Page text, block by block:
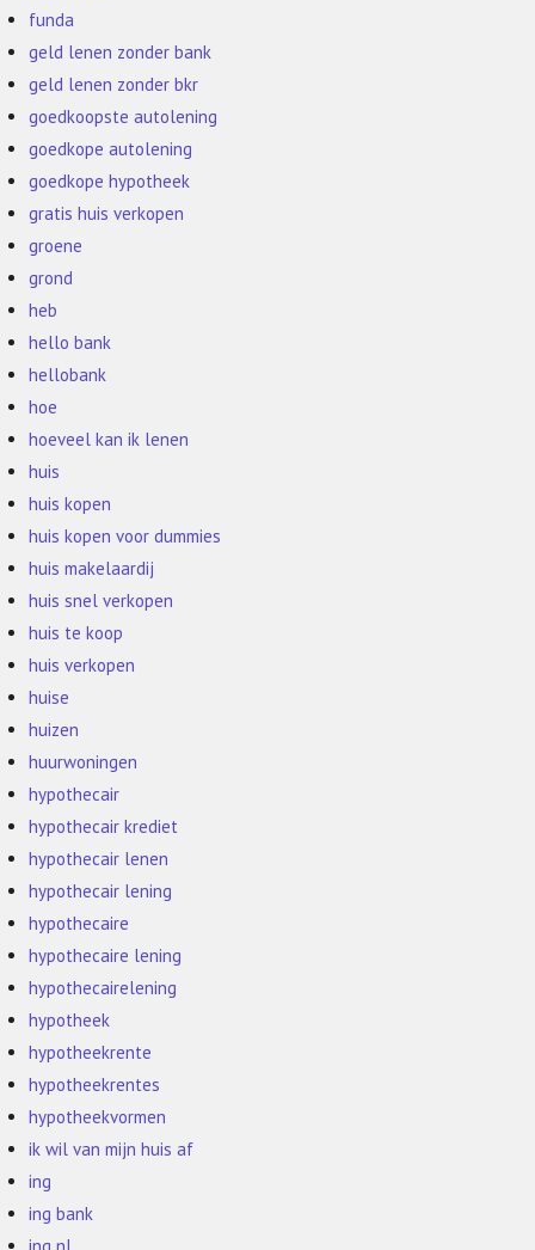
funda
geld lenen zonder bank
geld lenen zonder bkr
goedkoopste autolening
goedkope autolening
goedkope hypotheek
gratis huis verkopen
groene
grond
heb
hello bank
hellobank
hoe
hoeveel kan ik lenen
huis
huis kopen
huis kopen voor dummies
huis makelaardij
huis snel verkopen
huis te koop
huis verkopen
huise
huizen
huurwoningen
hypothecair
hypothecair krediet
hypothecair lenen
hypothecair lening
hypothecaire
hypothecaire lening
hypothecairelening
hypotheek
hypotheekrente
hypotheekrentes
hypotheekvormen
ik wil van mijn huis af
ing
ing bank